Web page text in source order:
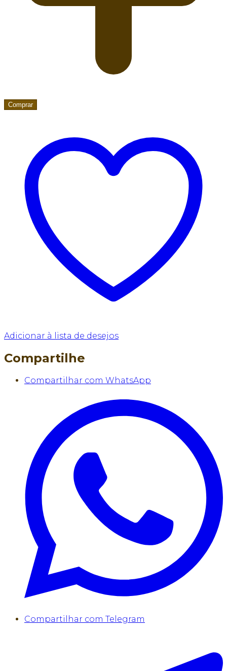
Comprar
Adicionar à lista de desejos
Compartilhe
Compartilhar com WhatsApp
Compartilhar com Telegram